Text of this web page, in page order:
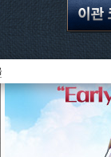
업용카락 기준으
깃털이라는 북유
느정도 벌리면서 명